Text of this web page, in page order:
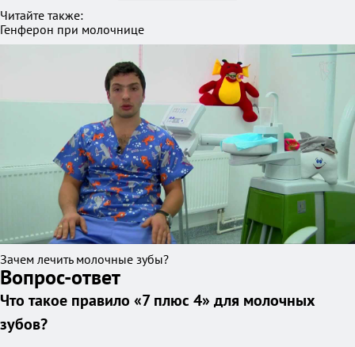
Читайте также:
Генферон при молочнице
Зачем лечить молочные зубы?
Вопрос-ответ
Что такое правило «7 плюс 4» для молочных
зубов?